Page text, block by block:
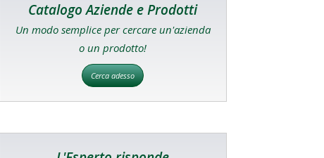
Catalogo Aziende e Prodotti
Un modo semplice per cercare un'azienda
o un prodotto!
Cerca adesso